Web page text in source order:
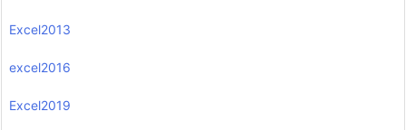
Excel2013
excel2016
Excel2019